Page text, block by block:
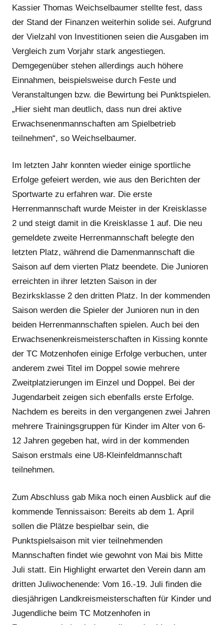
Kassier Thomas Weichselbaumer stellte fest, dass
der Stand der Finanzen weiterhin solide sei. Aufgrund
der Vielzahl von Investitionen seien die Ausgaben im
Vergleich zum Vorjahr stark angestiegen.
Demgegenüber stehen allerdings auch höhere
Einnahmen, beispielsweise durch Feste und
Veranstaltungen bzw. die Bewirtung bei Punktspielen.
„Hier sieht man deutlich, dass nun drei aktive
Erwachsenenmannschaften am Spielbetrieb
teilnehmen“, so Weichselbaumer.
Im letzten Jahr konnten wieder einige sportliche
Erfolge gefeiert werden, wie aus den Berichten der
Sportwarte zu erfahren war. Die erste
Herrenmannschaft wurde Meister in der Kreisklasse
2 und steigt damit in die Kreisklasse 1 auf. Die neu
gemeldete zweite Herrenmannschaft belegte den
letzten Platz, während die Damenmannschaft die
Saison auf dem vierten Platz beendete. Die Junioren
erreichten in ihrer letzten Saison in der
Bezirksklasse 2 den dritten Platz. In der kommenden
Saison werden die Spieler der Junioren nun in den
beiden Herrenmannschaften spielen. Auch bei den
Erwachsenenkreismeisterschaften in Kissing konnte
der TC Motzenhofen einige Erfolge verbuchen, unter
anderem zwei Titel im Doppel sowie mehrere
Zweitplatzierungen im Einzel und Doppel. Bei der
Jugendarbeit zeigen sich ebenfalls erste Erfolge.
Nachdem es bereits in den vergangenen zwei Jahren
mehrere Trainingsgruppen für Kinder im Alter von 6-
12 Jahren gegeben hat, wird in der kommenden
Saison erstmals eine U8-Kleinfeldmannschaft
teilnehmen.
Zum Abschluss gab Mika noch einen Ausblick auf die
kommende Tennissaison: Bereits ab dem 1. April
sollen die Plätze bespielbar sein, die
Punktspielsaison mit vier teilnehmenden
Mannschaften findet wie gewohnt von Mai bis Mitte
Juli statt. Ein Highlight erwartet den Verein dann am
dritten Juliwochenende: Vom 16.-19. Juli finden die
diesjährigen Landkreismeisterschaften für Kinder und
Jugendliche beim TC Motzenhofen in